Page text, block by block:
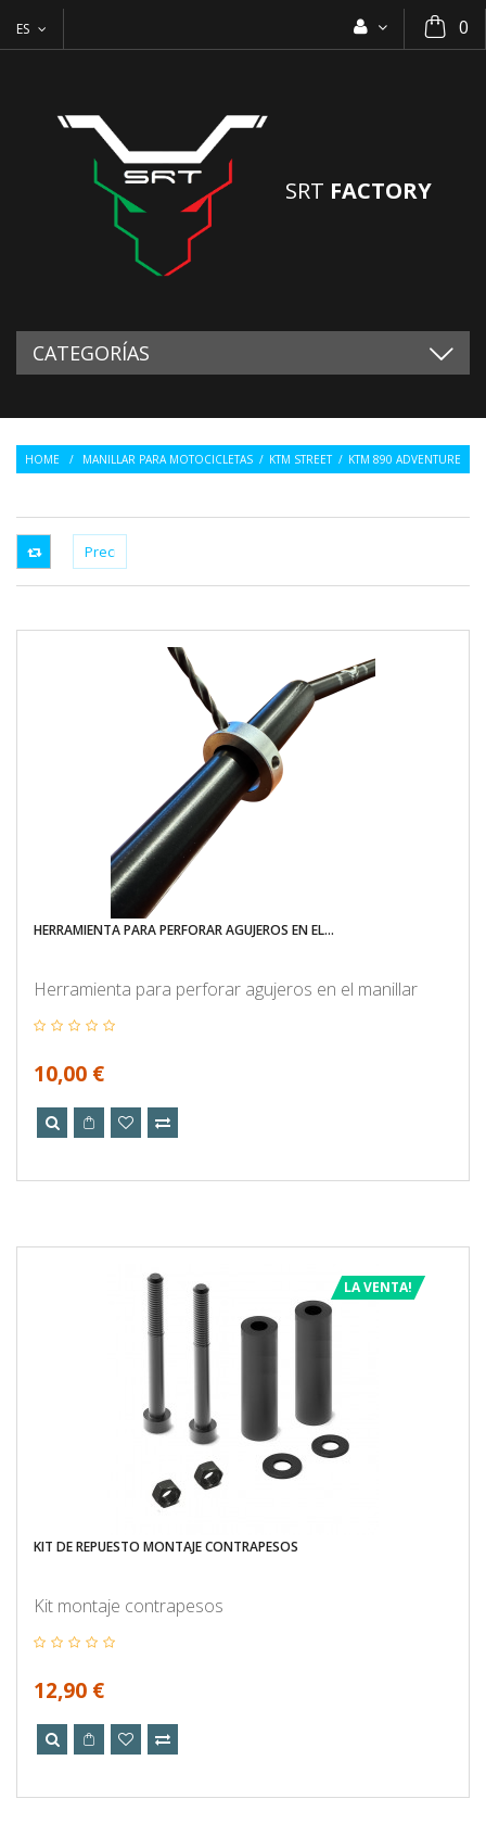
0
ES
SRT FACTORY
CATEGORÍAS
HOME / MANILLAR PARA MOTOCICLETAS / KTM STREET / KTM 890 ADVENTURE
HERRAMIENTA PARA PERFORAR AGUJEROS EN EL...
Herramienta para perforar agujeros en el manillar
10,00 €
LA VENTA!
KIT DE REPUESTO MONTAJE CONTRAPESOS
Kit montaje contrapesos
12,90 €